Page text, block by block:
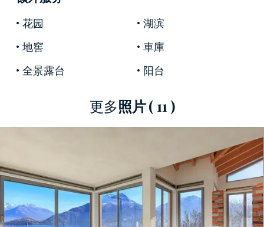
别墅的建筑分布在 3 层，总面积为 350 平方米，
是对光线和景观的致敬，配有大型落地窗和全景
明玻璃的巨大隔热窗到丰富室内装饰的外露横
景。 内部设计与自然环境和谐地融为一体，在每
个环境中营造出开放和明亮的氛围。 在主楼层，
入口通向一个大型起居区，窗户墙照亮了客厅，
俯瞰着一个超大露台。 主卧室是一间带私人入口
和连接浴室的套房，保证无与伦比的隐私。 主卧
室的对面有一间带浴室的第二间卧室。 迷人的弧
形楼梯通向楼上，楼上设有一间带外露横梁天花
花园
湖滨
地窖
車庫
全景露台
阳台
更多照片( 11 )